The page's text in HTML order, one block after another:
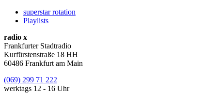
superstar rotation
Playlists
radio x
Frankfurter Stadtradio
Kurfürstenstraße 18 HH
60486 Frankfurt am Main
(069) 299 71 222
werktags 12 - 16 Uhr